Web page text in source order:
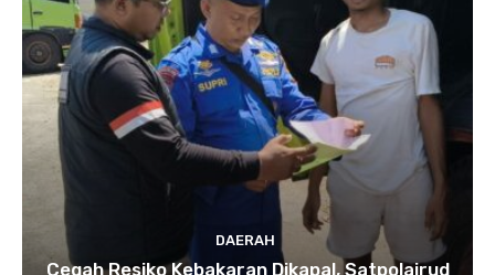
DAERAH
Cegah Resiko Kebakaran Dikapal, Satpolairud